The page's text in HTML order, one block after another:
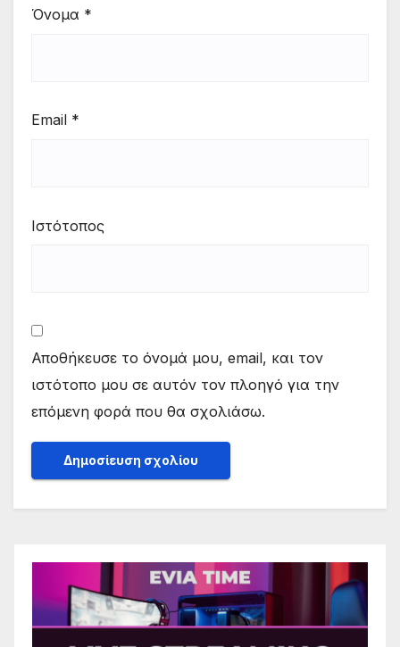
Όνομα *
Email *
Ιστότοπος
Αποθήκευσε το όνομά μου, email, και τον
ιστότοπο μου σε αυτόν τον πλοηγό για την
επόμενη φορά που θα σχολιάσω.